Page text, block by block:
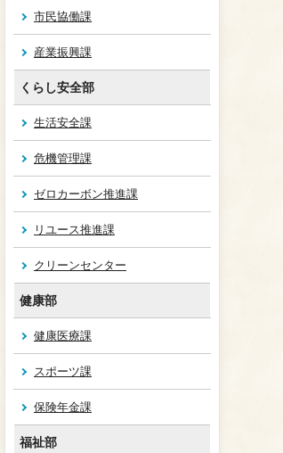
市民協働課
産業振興課
くらし安全部
生活安全課
危機管理課
ゼロカーボン推進課
リユース推進課
クリーンセンター
健康部
健康医療課
スポーツ課
保険年金課
福祉部